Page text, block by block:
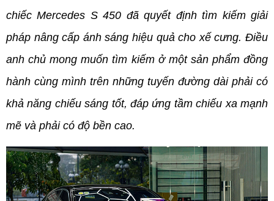
chiếc Mercedes S 450 đã quyết định tìm kiếm giải
pháp nâng cấp ánh sáng hiệu quả cho xế cưng. Điều
anh chủ mong muốn tìm kiếm ở một sản phẩm đồng
hành cùng mình trên những tuyến đường dài phải có
khả năng chiếu sáng tốt, đáp ứng tầm chiếu xa mạnh
mẽ và phải có độ bền cao.